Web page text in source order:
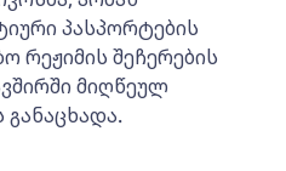
პასპორტების
რეჟიმის შეჩერების
მიღწეულ
განაცხადა.